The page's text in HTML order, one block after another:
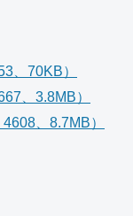
、70KB）
、3.8MB）
、8.7MB）